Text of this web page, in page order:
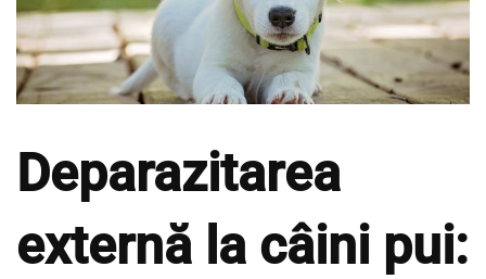
Deparazitarea
externă la câini pui: